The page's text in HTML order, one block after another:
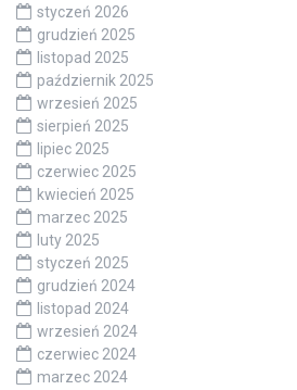
styczeń 2026
grudzień 2025
listopad 2025
październik 2025
wrzesień 2025
sierpień 2025
lipiec 2025
czerwiec 2025
kwiecień 2025
marzec 2025
luty 2025
styczeń 2025
grudzień 2024
listopad 2024
wrzesień 2024
czerwiec 2024
marzec 2024